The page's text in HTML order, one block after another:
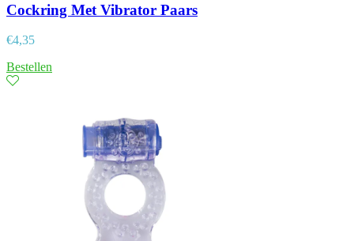
Cockring Met Vibrator Paars
€4,35
Bestellen